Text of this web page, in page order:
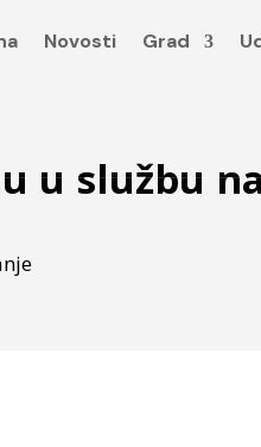
Novosti Grad
u službu